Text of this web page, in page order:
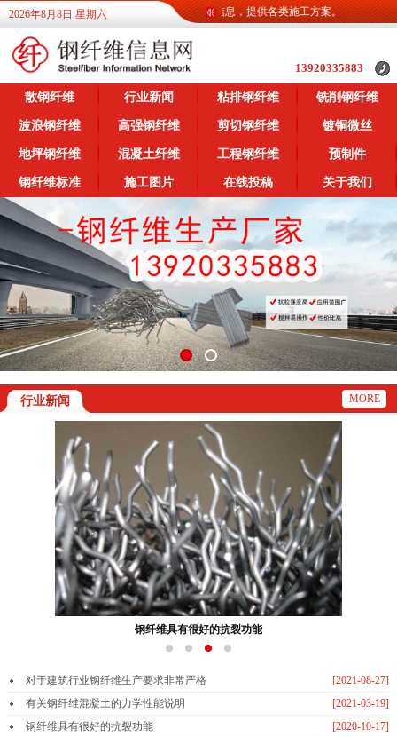
2026年8月8日 星期六
钢纤维信息网为广大客户提供各类钢纤维信息，提供各类施工方案。
13920335883
散钢纤维 行业新闻 粘排钢纤维 铣削钢纤维
波浪钢纤维 高强钢纤维 剪切钢纤维 镀铜微丝
地坪钢纤维 混凝土纤维 工程钢纤维 预制件
钢纤维标准 施工图片 在线投稿 关于我们
行业新闻 MORE
钢纤维具有很好的抗裂功能
[2021-08-27]
对于建筑行业钢纤维生产要求非常严格
[2021-03-19]
有关钢纤维混凝土的力学性能说明
[2020-10-17]
钢纤维具有很好的抗裂功能